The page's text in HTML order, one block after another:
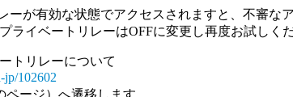
ーが有効な状態でアクセスされますと、不審な
ライベートリレーはOFFに変更し再度お試しくだ
トリレーについて
jp/102602
ページ）へ遷移します